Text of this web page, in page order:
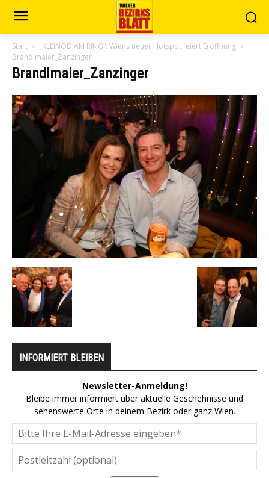
Start
„KLEINOD AM RING“: Wiens neuer Hotspot feiert Eröffnung
Brandlmaier_Zanzinger
Brandlmaier_Zanzinger
INFORMIERT BLEIBEN
Newsletter-Anmeldung!
Bleibe immer informiert über aktuelle Geschehnisse und
sehenswerte Orte in deinem Bezirk oder ganz Wien.